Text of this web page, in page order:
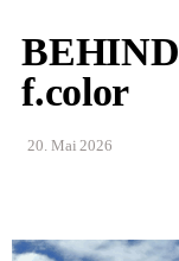
f.color
20. Mai 2026